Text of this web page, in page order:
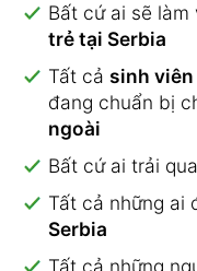
Bất cứ ai sẽ làm
trẻ tại Serbia
Tất cả sinh viên
đang chuẩn bị
ngoài
Bất cứ ai trải qua
Tất cả những ai
Serbia
Tất cả những